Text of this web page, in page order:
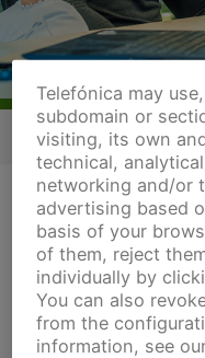
FRANCISCO
DESARROLLO DE
FORMACIÓN
Telefónica may
subdomain or
visiting, its own
technical,
networking and/or
advertising based
basis of your
of them, reject
individually by
You can also
from the
information, see